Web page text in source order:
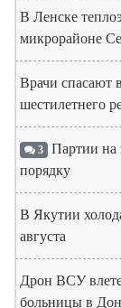
В Ленске
микрорайоне
Врачи спасают
шестилетнего
3 Партии на
порядку
В Якутии
августа
Дрон ВСУ
больницы в